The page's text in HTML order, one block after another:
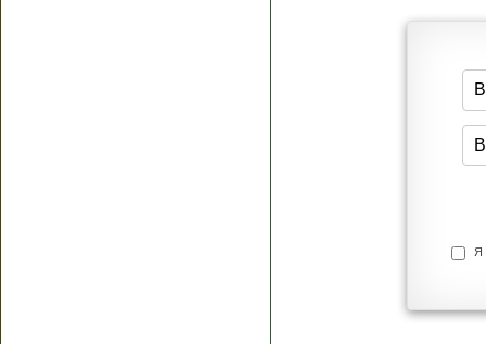
Я